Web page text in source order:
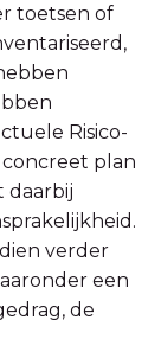
toetsen of
Risico-
concreet plan
daarbij
verder
een
de